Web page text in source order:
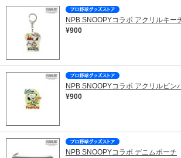
NPB SNOOPYコラボ アクリルキー
¥900
NPB SNOOPYコラボ アクリルピン
¥900
NPB SNOOPYコラボ デニムポーチ